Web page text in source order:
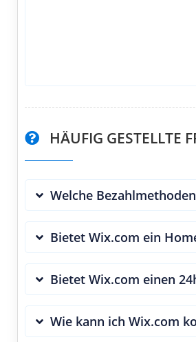
HÄUFIG GESTELLTE
Welche
Bietet Wix.com ein
Bietet Wix.com einen
Wie kann ich Wix.com